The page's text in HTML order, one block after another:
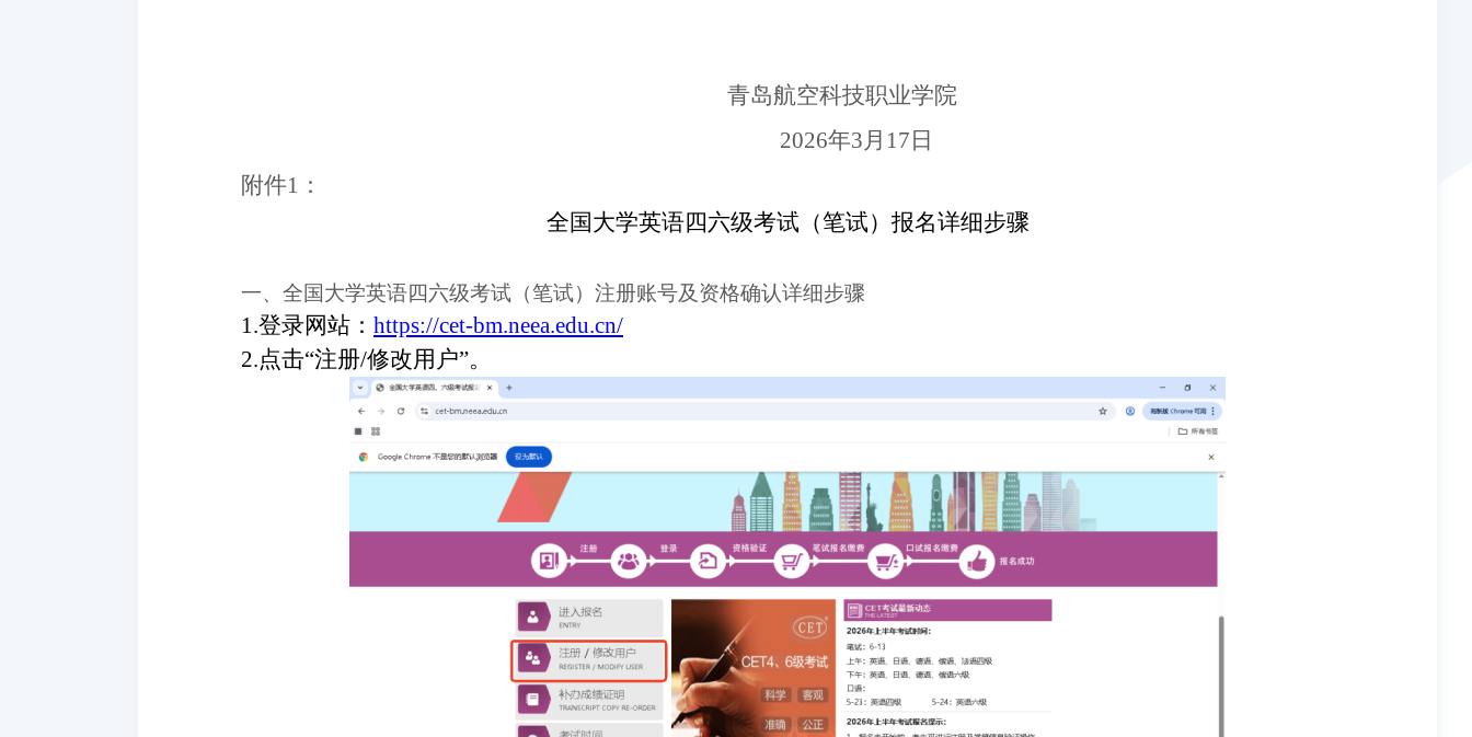
青岛航空科技职业学院
2026年3月17日
附件1：
全国大学英语四六级考试（笔试）报名详细步骤
一、全国大学英语四六级考试（笔试）注册账号及资格确认详细步骤
1.登录网站： https://cet-bm.neea.edu.cn/
2.点击“注册/修改用户”。